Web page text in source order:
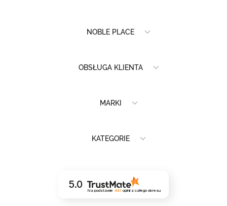
NOBLE PLACE
OBSŁUGA KLIENTA
MARKI
KATEGORIE
5.0
Na podstawie 441 opinii z całego okresu